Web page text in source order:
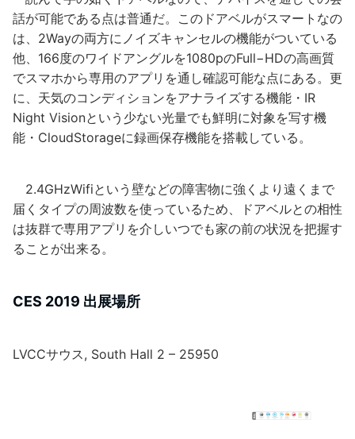
話が可能である点は普通だ。このドアベルがスマートなの
は、2Wayの両方にノイズキャンセルの機能がついている
他、166度のワイドアングルを1080pのFull−HDの高画質
でスマホから専用のアプリを通し確認可能な点にある。更
に、天気のコンディションをアナライズする機能・IR
Night Visionという少ない光量でも鮮明に対象を写す機
能・CloudStorageに録画保存機能を搭載している。
2.4GHzWifiという壁などの障害物に強くより遠くまで
届くタイプの周波数を使っているため、ドアベルとの相性
は抜群で専用アプリを介しいつでも家の前の状況を把握す
ることが出来る。
CES 2019 出展場所
LVCCサウス, South Hall 2 – 25950